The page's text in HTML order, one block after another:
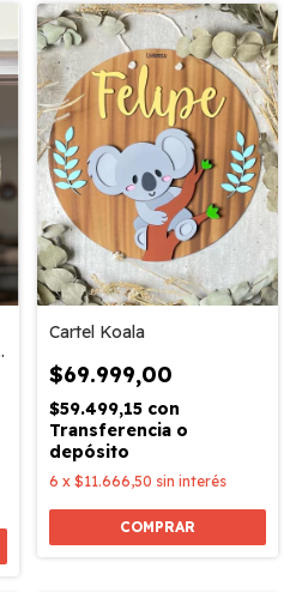
Cartel Koala
$69.999,00
$59.499,15 con
Transferencia o
depósito
6 x $11.666,50 sin interés
COMPRAR